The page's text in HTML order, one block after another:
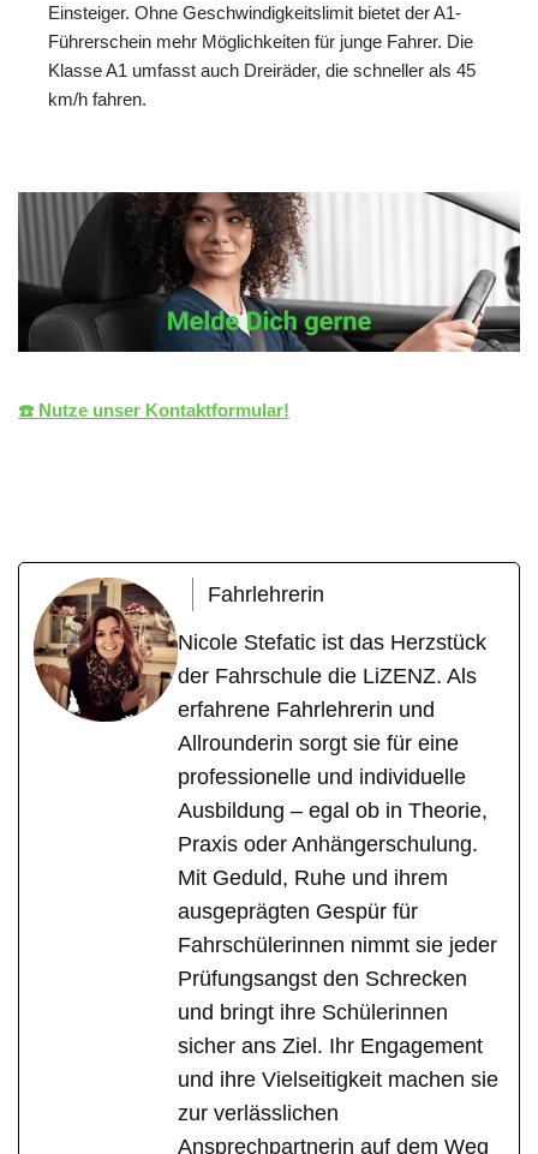
Einsteiger. Ohne Geschwindigkeitslimit bietet der A1-
Führerschein mehr Möglichkeiten für junge Fahrer. Die
Klasse A1 umfasst auch Dreiräder, die schneller als 45
km/h fahren.
☎️ Nutze unser Kontaktformular!
Fahrlehrerin
Nicole Stefatic ist das Herzstück
der Fahrschule die LiZENZ. Als
erfahrene Fahrlehrerin und
Allrounderin sorgt sie für eine
professionelle und individuelle
Ausbildung – egal ob in Theorie,
Praxis oder Anhängerschulung.
Mit Geduld, Ruhe und ihrem
ausgeprägten Gespür für
Fahrschülerinnen nimmt sie jeder
Prüfungsangst den Schrecken
und bringt ihre Schülerinnen
sicher ans Ziel. Ihr Engagement
und ihre Vielseitigkeit machen sie
zur verlässlichen
Ansprechpartnerin auf dem Weg